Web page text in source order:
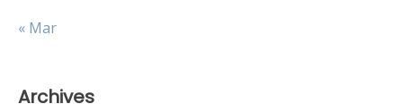
« Mar
Archives